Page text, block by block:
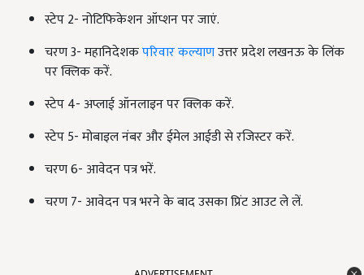
स्टेप 2- नोटिफिकेशन ऑप्शन पर जाएं.
चरण 3- महानिदेशकपरिवार कल्याणउत्तर प्रदेश लखनऊ के लिंक
पर क्लिक करें.
स्टेप 4- अप्लाई ऑनलाइन पर क्लिक करें.
स्टेप 5- मोबाइल नंबर और ईमेल आईडी से रजिस्टर करें.
चरण 6- आवेदन पत्र भरें.
चरण 7- आवेदन पत्र भरने के बाद उसका प्रिंट आउट ले लें.